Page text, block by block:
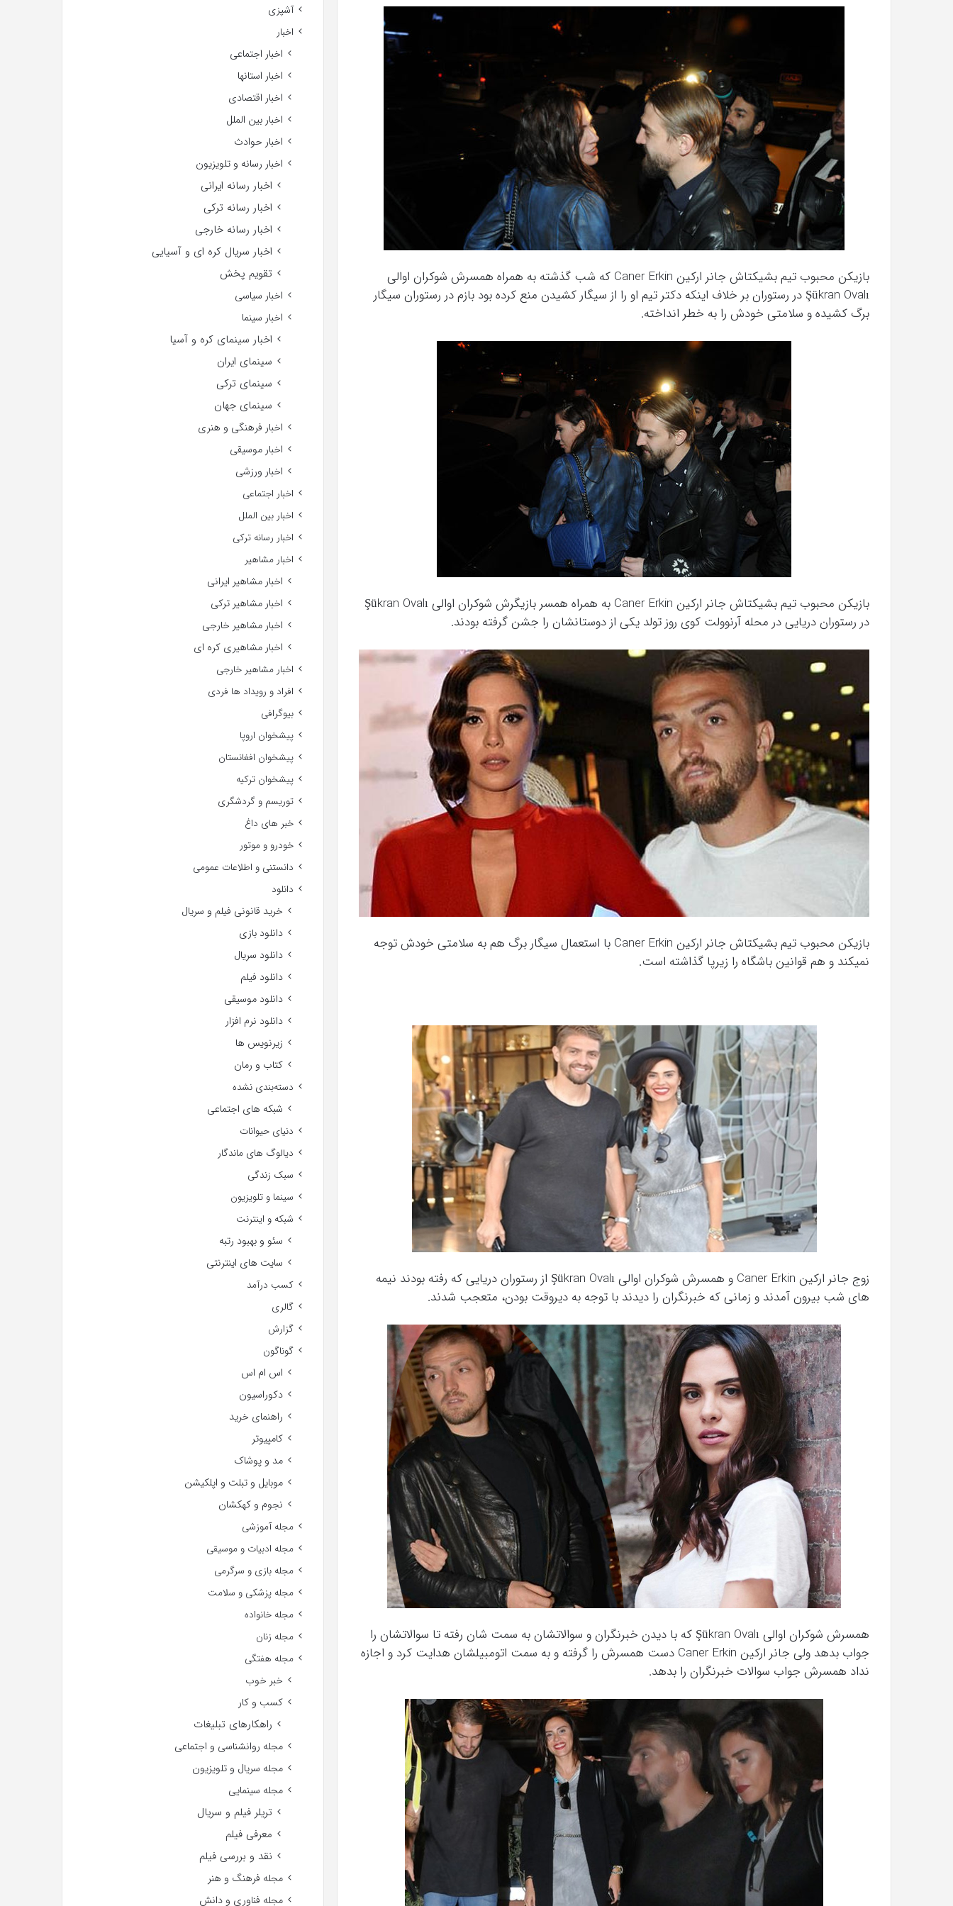
بازیکن محبوب تیم بشیکتاش جانر ارکین Caner Erkin که شب گذشته به همراه همسرش شوکران اوالی
Şükran Ovalı در رستوران بر خلاف اینکه دکتر تیم او را از سیگار کشیدن منع کرده بود بازم در رستوران سیگار
برگ کشیده و سلامتی خودش را به خطر انداخته.
بازیکن محبوب تیم بشیکتاش جانر ارکین Caner Erkin به همراه همسر بازیگرش شوکران اوالی Şükran Ovalı
در رستوران دریایی در محله آرنوولت کوی روز تولد یکی از دوستانشان را جشن گرفته بودند.
بازیکن محبوب تیم بشیکتاش جانر ارکین Caner Erkin با استعمال سیگار برگ هم به سلامتی خودش توجه
نمیکند و هم قوانین باشگاه را زیرپا گذاشته است.
زوج جانر ارکین Caner Erkin و همسرش شوکران اوالی Şükran Ovalı از رستوران دریایی که رفته بودند نیمه
های شب بیرون آمدند و زمانی که خبرنگران را دیدند با توجه به دیروقت بودن، متعجب شدند.
همسرش شوکران اوالی Şükran Ovalı که با دیدن خبرنگران و سوالاتشان به سمت شان رفته تا سوالاتشان را
جواب بدهد ولی جانر ارکین Caner Erkin دست همسرش را گرفته و به سمت اتومبیلشان هدایت کرد و اجازه
نداد همسرش جواب سوالات خبرنگران را بدهد.
آشپزی
اخبار
اخبار اجتماعی
اخبار استانها
اخبار اقتصادی
اخبار بین الملل
اخبار حوادث
اخبار رسانه و تلویزیون
اخبار رسانه ایرانی
اخبار رسانه ترکی
اخبار رسانه خارجی
اخبار سریال کره ای و آسیایی
تقویم پخش
اخبار سیاسی
اخبار سینما
اخبار سینمای کره و آسیا
سینمای ایران
سینمای ترکی
سینمای جهان
اخبار فرهنگی و هنری
اخبار موسیقی
اخبار ورزشی
اخبار اجتماعی
اخبار بین الملل
اخبار رسانه ترکی
اخبار مشاهیر
اخبار مشاهیر ایرانی
اخبار مشاهیر ترکی
اخبار مشاهیر خارجی
اخبار مشاهیری کره ای
اخبار مشاهیر خارجی
افراد و رویداد ها فردی
بیوگرافی
پیشخوان اروپا
پیشخوان افغانستان
پیشخوان ترکیه
توریسم و گردشگری
خبر های داغ
خودرو و موتور
دانستنی و اطلاعات عمومی
دانلود
خرید قانونی فیلم و سریال
دانلود بازی
دانلود سریال
دانلود فیلم
دانلود موسیقی
دانلود نرم افزار
زیرنویس ها
کتاب و رمان
دسته‌بندی نشده
شبکه های اجتماعی
دنیای حیوانات
دیالوگ های ماندگار
سبک زندگی
سینما و تلویزیون
شبکه و اینترنت
سئو و بهبود رتبه
سایت های اینترنتی
کسب درآمد
گالری
گزارش
گوناگون
اس ام اس
دکوراسیون
راهنمای خرید
کامپیوتر
مد و پوشاک
موبایل و تبلت و اپلکیشن
نجوم و کهکشان
مجله آموزشی
مجله ادبیات و موسیقی
مجله بازی و سرگرمی
مجله پزشکی و سلامت
مجله خانواده
مجله زنان
مجله هفتگی
خبر خوب
کسب و کار
راهکارهای تبلیغات
مجله روانشناسی و اجتماعی
مجله سریال و تلویزیون
مجله سینمایی
تریلر فیلم و سریال
معرفی فیلم
نقد و بررسی فیلم
مجله فرهنگ و هنر
مجله فناوری و دانش